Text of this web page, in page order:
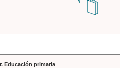
Educación primaria